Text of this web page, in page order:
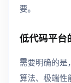
要。
低代码平台
需要明确的是
算法、极端性